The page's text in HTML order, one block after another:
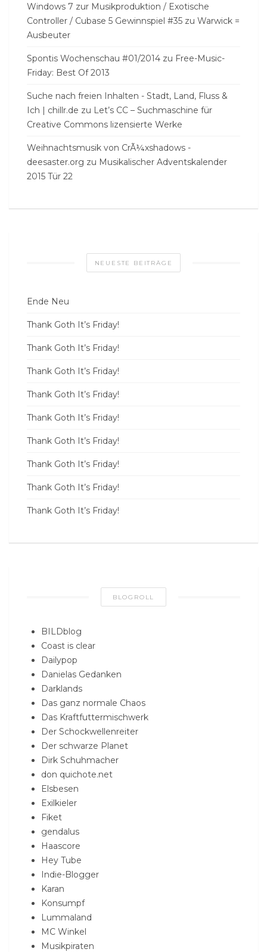
Windows 7 zur Musikproduktion / Exotische
Controller / Cubase 5 Gewinnspiel #35 zu Warwick =
Ausbeuter
Spontis Wochenschau #01/2014 zu Free-Music-
Friday: Best Of 2013
Suche nach freien Inhalten - Stadt, Land, Fluss &
Ich | chillr.de zu Let’s CC – Suchmaschine für
Creative Commons lizensierte Werke
Weihnachtsmusik von CrÃ¼xshadows -
deesaster.org zu Musikalischer Adventskalender
2015 Tür 22
NEUESTE BEITRÄGE
Ende Neu
Thank Goth It’s Friday!
Thank Goth It’s Friday!
Thank Goth It’s Friday!
Thank Goth It’s Friday!
Thank Goth It’s Friday!
Thank Goth It’s Friday!
Thank Goth It’s Friday!
Thank Goth It’s Friday!
Thank Goth It’s Friday!
BLOGROLL
BILDblog
Coast is clear
Dailypop
Danielas Gedanken
Darklands
Das ganz normale Chaos
Das Kraftfuttermischwerk
Der Schockwellenreiter
Der schwarze Planet
Dirk Schuhmacher
don quichote.net
Elsbesen
Exilkieler
Fiket
gendalus
Haascore
Hey Tube
Indie-Blogger
Karan
Konsumpf
Lummaland
MC Winkel
Musikpiraten